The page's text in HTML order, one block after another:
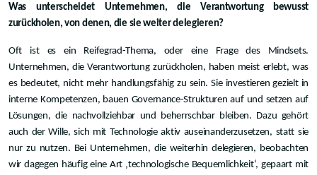
Was unterscheidet Unternehmen, die Verantwortung bewusst
zurückholen, von denen, die sie weiter delegieren?
Oft ist es ein Reifegrad-Thema, oder eine Frage des Mindsets.
Unternehmen, die Verantwortung zurückholen, haben meist erlebt, was
es bedeutet, nicht mehr handlungsfähig zu sein. Sie investieren gezielt in
interne Kompetenzen, bauen Governance-Strukturen auf und setzen auf
Lösungen, die nachvollziehbar und beherrschbar bleiben. Dazu gehört
auch der Wille, sich mit Technologie aktiv auseinanderzusetzen, statt sie
nur zu nutzen. Bei Unternehmen, die weiterhin delegieren, beobachten
wir dagegen häufig eine Art ‚technologische Bequemlichkeit‘, gepaart mit